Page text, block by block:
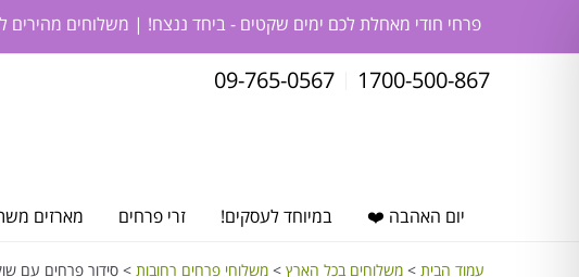
פרחי חודי מאחלת לכם ימים שקטים - ביחד ננצח! | משלוחים מהירים
1700-500-867
09-765-0567
יום האהבה ❤️ במיוחד לעסקים! זרי פרחים מארזים
עמוד הבית > משלוחים בכל הארץ > משלוחי פרחים רחובות > סידור פרחים עם